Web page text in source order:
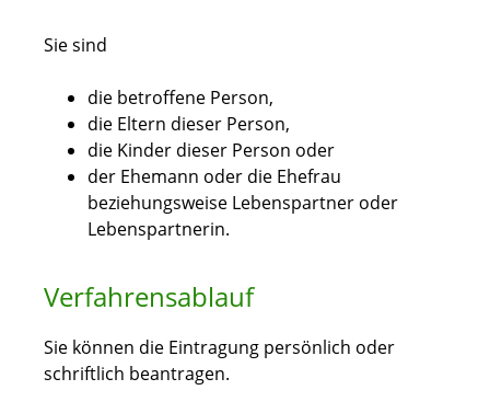
Sie sind
die betroffene Person,
die Eltern dieser Person,
die Kinder dieser Person oder
der Ehemann oder die Ehefrau
beziehungsweise Lebenspartner oder
Lebenspartnerin.
Verfahrensablauf
Sie können die Eintragung persönlich oder
schriftlich beantragen.